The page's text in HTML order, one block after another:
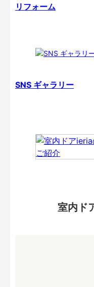
リフォーム
SNS ギャラリー
室内ド